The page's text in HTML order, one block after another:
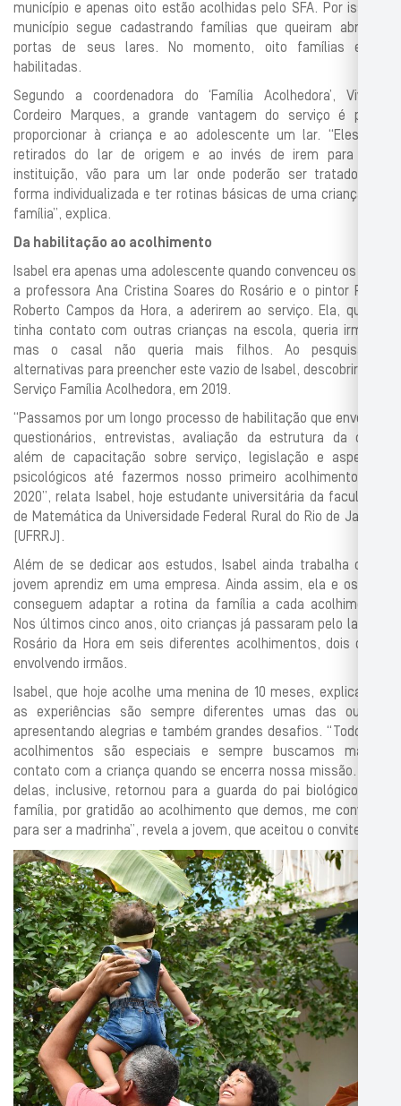
município e apenas oito estão acolhidas pelo SFA. Por isso, o
município segue cadastrando famílias que queiram abrir as
portas de seus lares. No momento, oito famílias estão
habilitadas.
Segundo a coordenadora do ‘Família Acolhedora’, Viviane
Cordeiro Marques, a grande vantagem do serviço é poder
proporcionar à criança e ao adolescente um lar. “Eles são
retirados do lar de origem e ao invés de irem para uma
instituição, vão para um lar onde poderão ser tratados de
forma individualizada e ter rotinas básicas de uma criança em
família”, explica.
Da habilitação ao acolhimento
Isabel era apenas uma adolescente quando convenceu os pais,
a professora Ana Cristina Soares do Rosário e o pintor Paulo
Roberto Campos da Hora, a aderirem ao serviço. Ela, que só
tinha contato com outras crianças na escola, queria irmãos,
mas o casal não queria mais filhos. Ao pesquisarem
alternativas para preencher este vazio de Isabel, descobriram o
Serviço Família Acolhedora, em 2019.
“Passamos por um longo processo de habilitação que envolveu
questionários, entrevistas, avaliação da estrutura da casa,
além de capacitação sobre serviço, legislação e aspectos
psicológicos até fazermos nosso primeiro acolhimento, em
2020”, relata Isabel, hoje estudante universitária da faculdade
de Matemática da Universidade Federal Rural do Rio de Janeiro
(UFRRJ).
Além de se dedicar aos estudos, Isabel ainda trabalha como
jovem aprendiz em uma empresa. Ainda assim, ela e os pais
conseguem adaptar a rotina da família a cada acolhimento.
Nos últimos cinco anos, oito crianças já passaram pelo lar dos
Rosário da Hora em seis diferentes acolhimentos, dois deles
envolvendo irmãos.
Isabel, que hoje acolhe uma menina de 10 meses, explica que
as experiências são sempre diferentes umas das outras,
apresentando alegrias e também grandes desafios. “Todos os
acolhimentos são especiais e sempre buscamos manter
contato com a criança quando se encerra nossa missão. Uma
delas, inclusive, retornou para a guarda do pai biológico, e a
família, por gratidão ao acolhimento que demos, me convidou
para ser a madrinha”, revela a jovem, que aceitou o convite.